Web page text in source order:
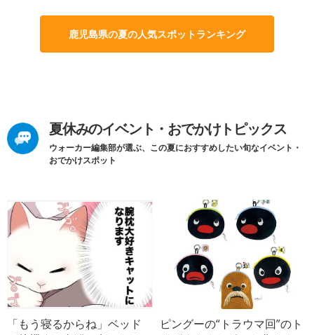
鹿児島県の夏の人気スポットランキング
夏休みのイベント・おでかけトピックス
ウォーカー編集部が選ぶ、この夏におすすめしたい旬なイベント・
おでかけスポット
「もう寝るからね」ベッド
ピングーの“トラウマ回”のト